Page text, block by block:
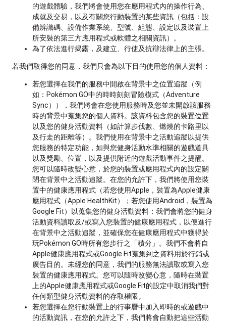
的遊戲體驗，我們將會使用您在應用程式內的操作行為、
成就及交易，以及有關您行動裝置的某些資訊（包括：設
備辨識碼、設備作業系統、型號、組態、設定以及裝置上
所安裝的第三方應用程式或軟體之相關資訊）。
為了依法進行揭露，及建立、行使及抗辯法律上的主張。
若我們取得您的同意，我們只會為以下目的使用您的個人資料：
若您選擇在我們的服務中開啟在背景中之位置追蹤（例
如：Pokémon GO中的時時刻刻冒險模式（Adventure
Sync）），我們將會在您使用服務時及您並未開啟該服務
時的背景中蒐集您的個人資料。該資料包含您的裝置位置
以及您的健身活動資料（如計算步伐數、燃燒的卡路里以
及行走的距離等）。我們使用在背景中之活動追蹤以提供
您服務的特定功能，如與您健身活動水準相關的遊戲道具
以及獎勵、位置，以及提供附近的遊戲活動事件之提醒。
您可以隨時改變心意，於您的裝置或應用程式內的設定關
閉在背景中之活動追蹤。在您的允許下，我們將使用您裝
置中的健康應用程式（若您使用Apple，裝置為Apple健康
應用程式（Apple HealthKit）；若您使用Android，裝置為
Google Fit）以蒐集您的健身活動資料：我們會將您的健身
活動資料讀取及/或寫入您裝置的健康應用程式，以便進行
在背景中之活動追蹤，並確保您在健康應用程式中獲得於
玩Pokémon GO時所有您步行之「積分」。我們不會將自
Apple健康應用程式或Google Fit蒐集到之資料用於行銷或
廣告目的。未經您的同意，我們的服務無法讀取或寫入您
裝置的健康應用程式。您可以隨時改變心意，隨時在裝置
上的Apple健康應用程式或Google Fit的設定中取消我們對
任何類型健身活動資料的存取權限。
若您選擇在您行動裝置上的行事曆中加入即時的或遊戲中
的活動資訊，在您的允許之下，我們將會自動把這些活動